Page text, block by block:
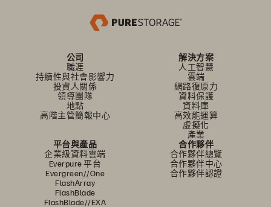
公司
職涯
持續性與社會影響力
投資人關係
領導團隊
地點
高階主管簡報中心
解決方案
人工智慧
雲端
網路復原力
資料保護
資料庫
高效能運算
虛擬化
產業
平台與產品
企業級資料雲端
Everpure 平台
Evergreen//One
FlashArray
FlashBlade
FlashBlade//EXA
合作夥伴
合作夥伴總覽
合作夥伴中心
合作夥伴認證